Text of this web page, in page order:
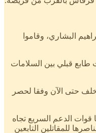
البشاري، وقاموا
طابع قبلي بين السلامات
خلف حتى الآن وفقا لحصر
قوات الدعم السريع تجاه
للمقاتلين التابعين